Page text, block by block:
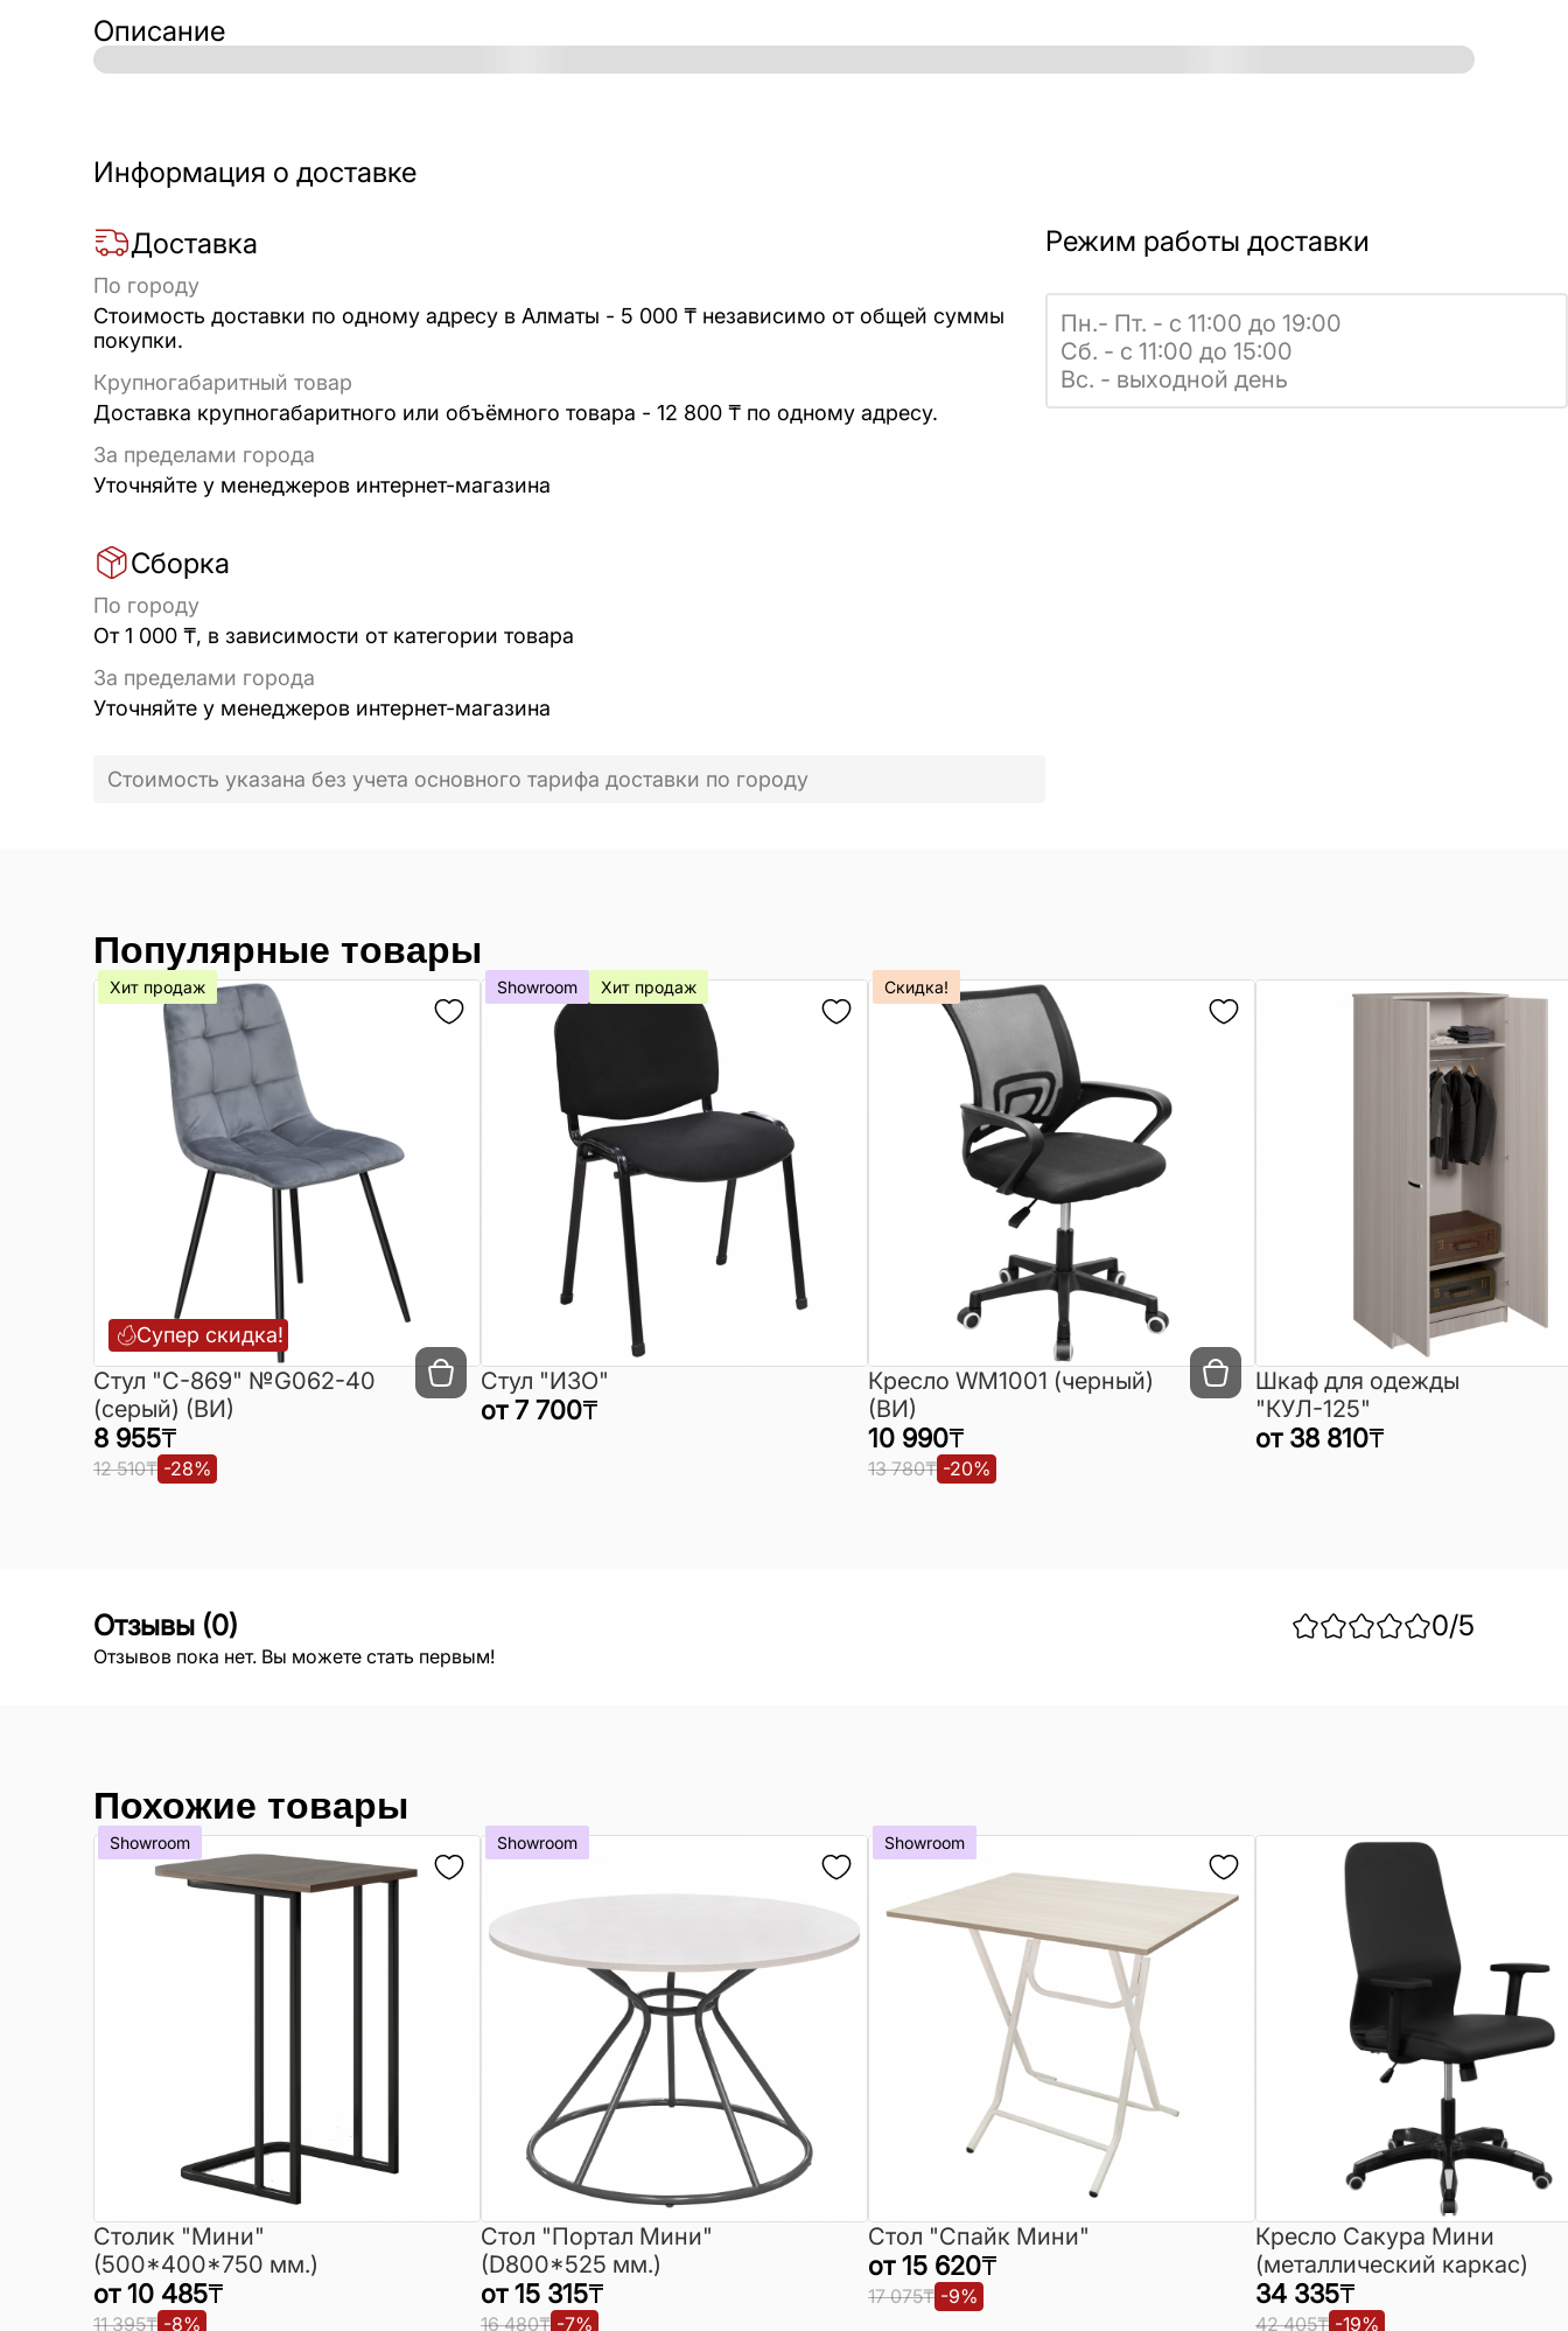
Описание
Информация о доставке
Доставка
По городу
Стоимость доставки по одному адресу в Алматы - 5 000 ₸ независимо от общей суммы
покупки.
Крупногабаритный товар
Доставка крупногабаритного или объёмного товара - 12 800 ₸ по одному адресу.
За пределами города
Уточняйте у менеджеров интернет-магазина
Сборка
По городу
От 1 000 ₸, в зависимости от категории товара
За пределами города
Уточняйте у менеджеров интернет-магазина
Стоимость указана без учета основного тарифа доставки по городу
Режим работы доставки
Пн.- Пт. - с 11:00 до 19:00
Сб. - с 11:00 до 15:00
Вс. - выходной день
Популярные товары
Супер скидка!
Хит продаж
Cтул "C-869" №G062-40
(серый) (ВИ)
8 955₸
12 510₸ -28%
Showroom Хит продаж
Стул "ИЗО"
от 7 700₸
Скидка!
Кресло WM1001 (черный)
(ВИ)
10 990₸
13 780₸ -20%
Шкаф для одежды
"КУЛ-125"
от 38 810₸
Отзывы (0) 0/5
Отзывов пока нет. Вы можете стать первым!
Похожие товары
Showroom
Столик "Мини"
(500*400*750 мм.)
от 10 485₸
11 395₸ -8%
Showroom
Стол "Портал Мини"
(D800*525 мм.)
от 15 315₸
16 480₸ -7%
Showroom
Стол "Спайк Мини"
от 15 620₸
17 075₸ -9%
Кресло Сакура Мини
(металлический каркас)
34 335₸
42 405₸ -19%